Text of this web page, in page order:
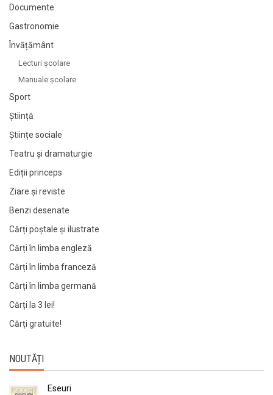
Documente
Gastronomie
Învățământ
Lecturi şcolare
Manuale şcolare
Sport
Știință
Științe sociale
Teatru și dramaturgie
Ediții princeps
Ziare şi reviste
Benzi desenate
Cărți poștale și ilustrate
Cărți în limba engleză
Cărți în limba franceză
Cărți în limba germană
Cărți la 3 lei!
Cărți gratuite!
NOUTĂȚI
Eseuri